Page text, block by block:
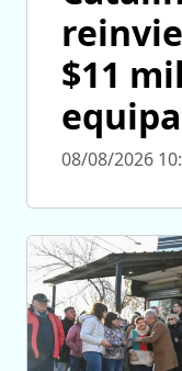
$11
08/08/2026